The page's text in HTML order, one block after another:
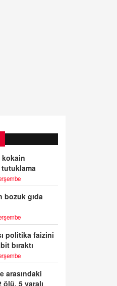
kokain
bozuk gıda
politika faizini
bıraktı
arasındaki
ölü, 5 yaralı